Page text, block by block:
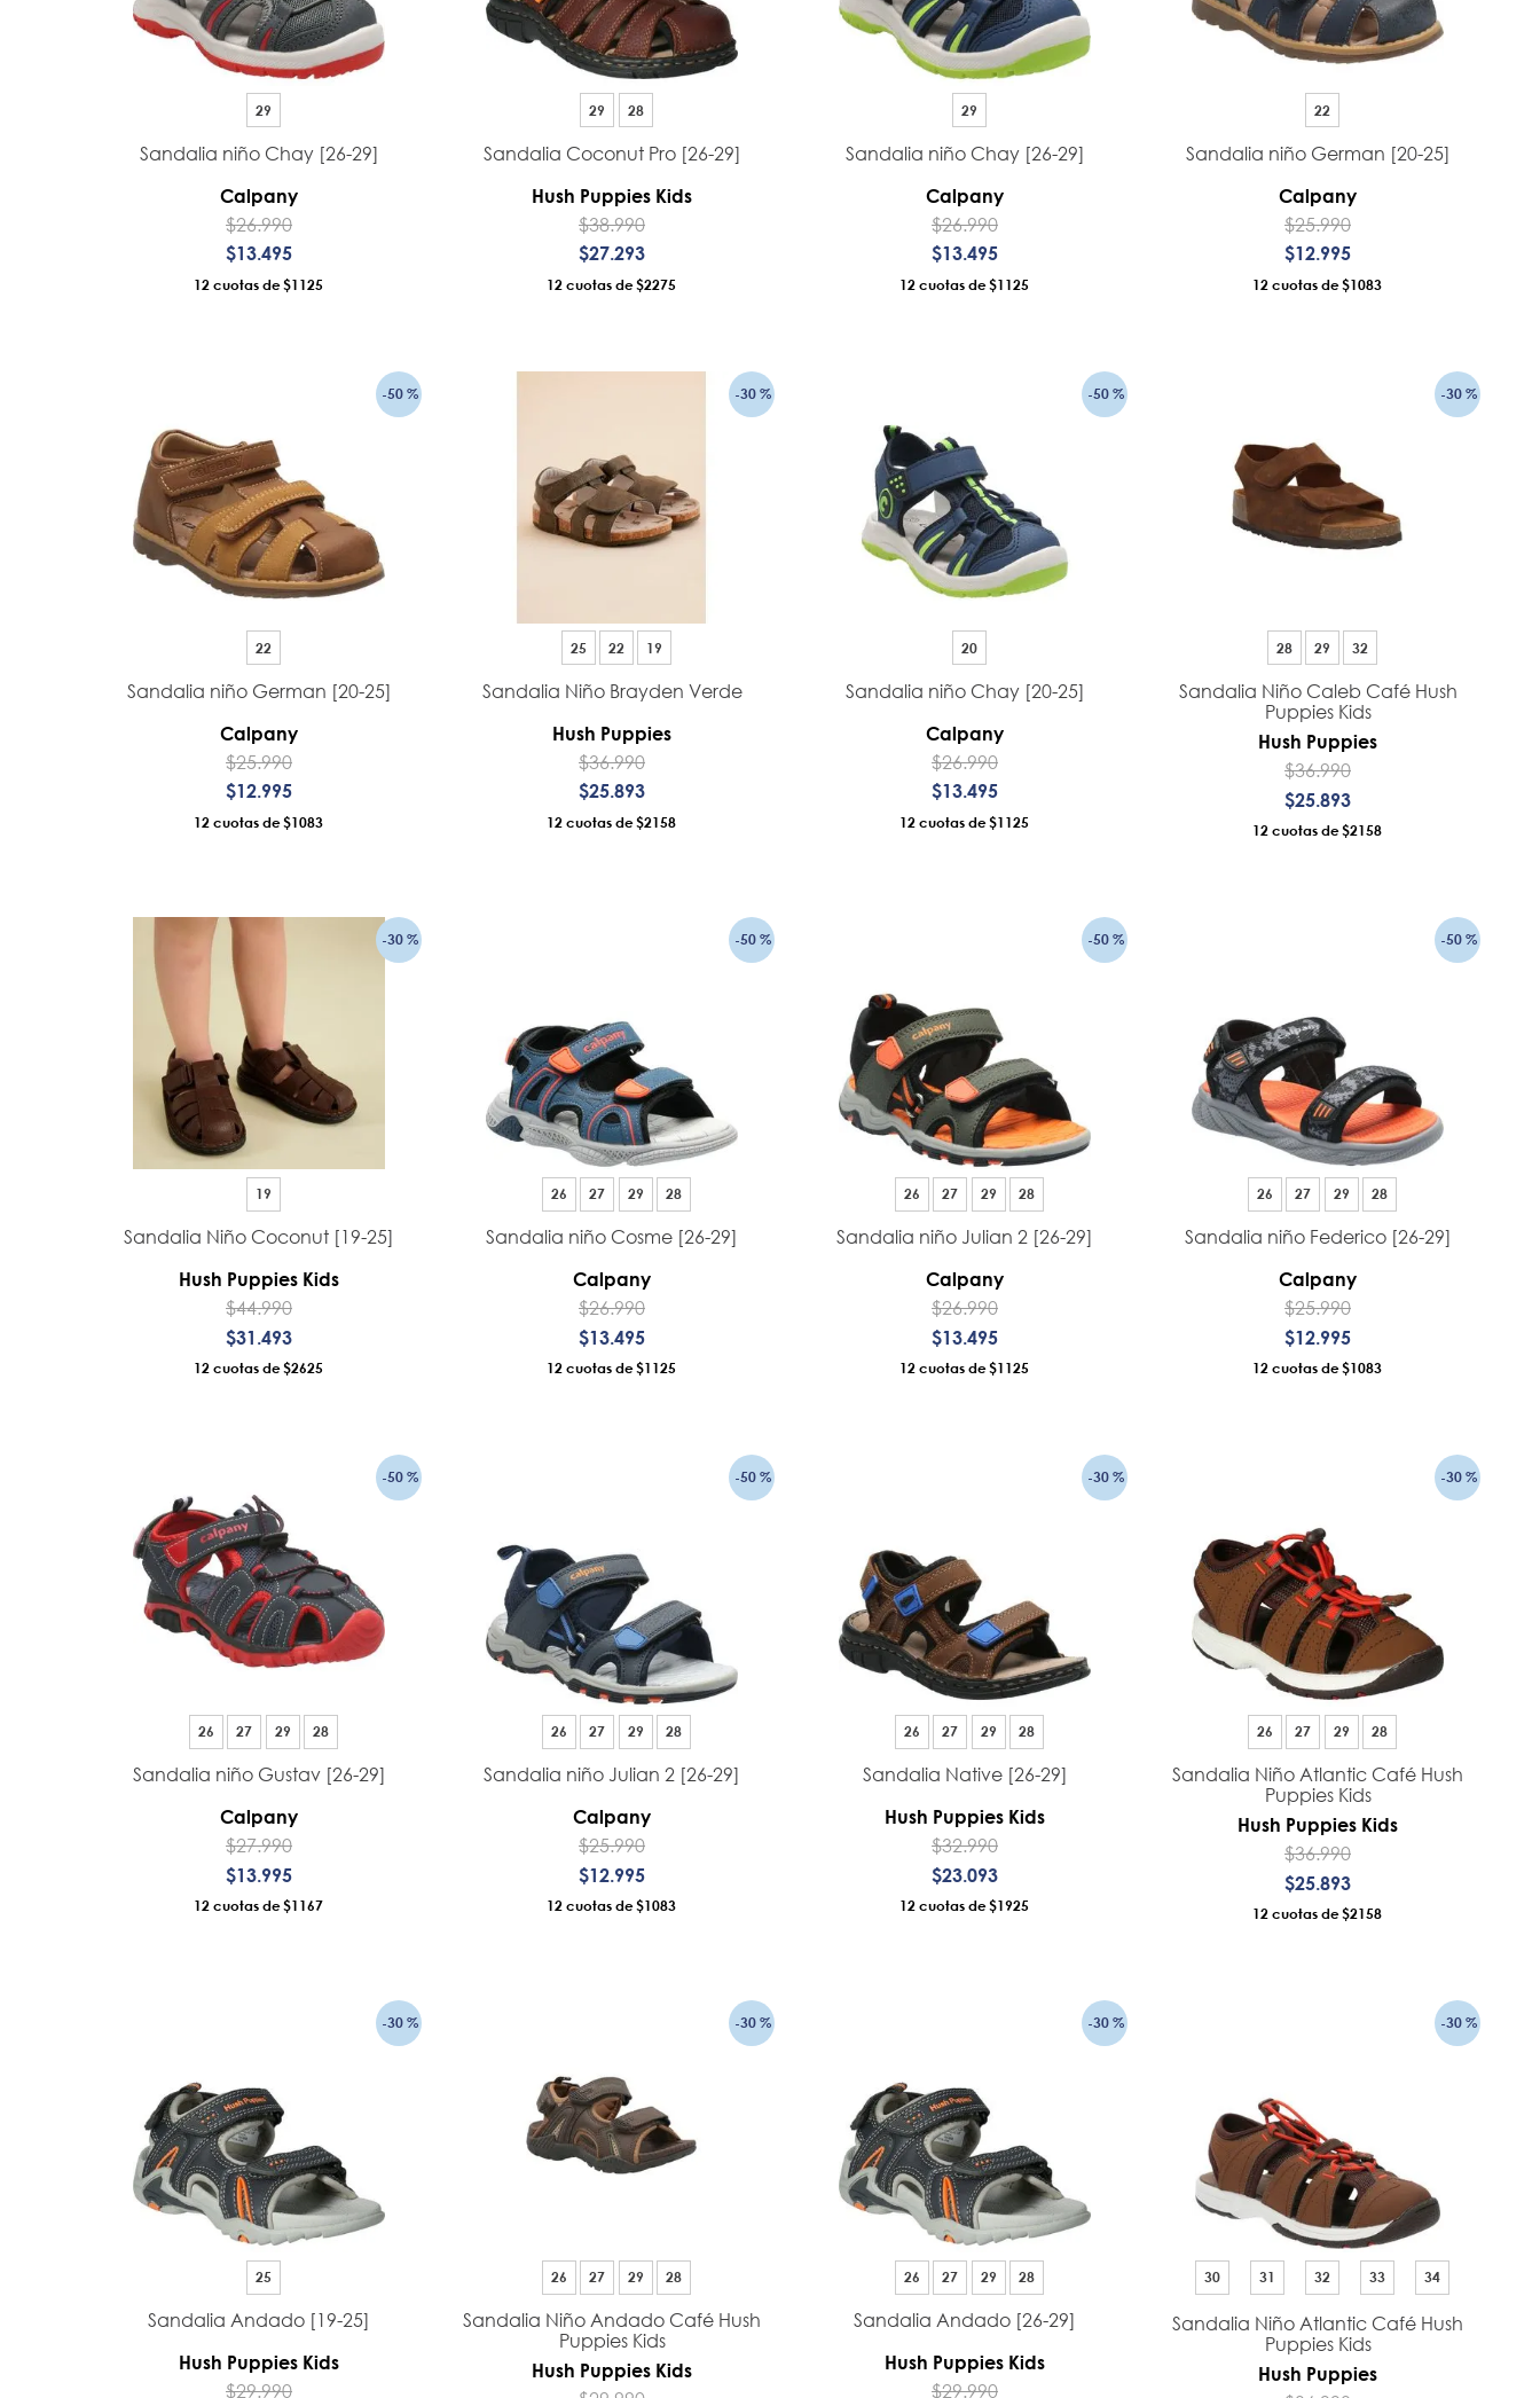
29
Sandalia niño Chay [26-29]
Calpany
$26.990
$13.495
12 $1125
29 28
Sandalia Coconut Pro [26-29]
Hush Puppies Kids
$38.990
$27.293
12 $2275
29
Sandalia niño Chay [26-29]
Calpany
$26.990
$13.495
12 $1125
22
Sandalia niño German [20-25]
Calpany
$25.990
$12.995
12 $1083
-50 %
22
Sandalia niño German [20-25]
Calpany
$25.990
$12.995
12 $1083
-30 %
25 22 19
Sandalia Niño Brayden Verde
Hush Puppies
$36.990
$25.893
12 $2158
-50 %
20
Sandalia niño Chay [20-25]
Calpany
$26.990
$13.495
12 $1125
-30 %
28 29 32
Sandalia Niño Caleb Café Hush
Puppies Kids
Hush Puppies
$36.990
$25 893
12 $2158
-30 %
19
Sandalia Niño Coconut [19-25]
Hush Puppies Kids
$44.990
$31 493
12 $2625
-50 %
26 27 29 28
Sandalia niño Cosme [26-29]
Calpany
$26.990
$13 495
12 $1125
-50 %
26 27 29 28
Sandalia niño Julian 2 [26-29]
Calpany
$26.990
$13 495
12 $1125
-50 %
26 27 29 28
Sandalia niño Federico [26-29]
Calpany
$25.990
$12 995
12 $1083
-50 %
26 27 29 28
Sandalia niño Gustav [26-29]
Calpany
$27.990
$13 995
12 $1167
-50 %
26 27 29 28
Sandalia niño Julian 2 [26-29]
Calpany
$25.990
$12 995
12 $1083
-30 %
26 27 29 28
Sandalia Native [26-29]
Hush Puppies Kids
$32.990
$23 093
12 $1925
-30 %
26 27 29 28
Sandalia Niño Atlantic Café Hush
Puppies Kids
Hush Puppies Kids
$36.990
$25 893
12 $2158
-30 %
25
Sandalia Andado [19-25]
Hush Puppies Kids
$29.990
-30 %
26 27 29 28
Sandalia Niño Andado Café Hush
Puppies Kids
Hush Puppies Kids
-30 %
26 27 29 28
Sandalia Andado [26-29]
Hush Puppies Kids
$29.990
-30 %
30 31 32 33 34
Sandalia Niño Atlantic Café Hush
Puppies Kids
Hush Puppies